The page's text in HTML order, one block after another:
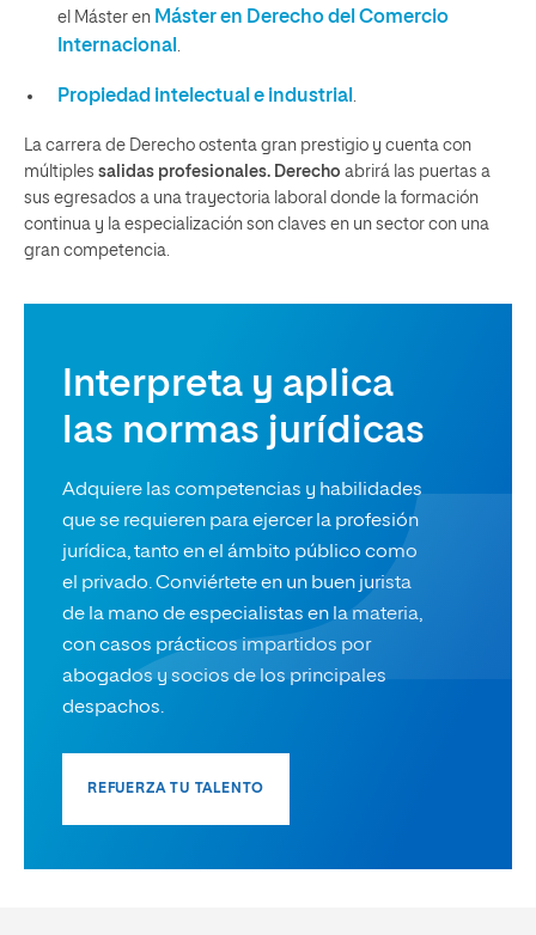
el Máster en Máster en Derecho del Comercio
Internacional .
Propiedad intelectual e industrial .
La carrera de Derecho ostenta gran prestigio y cuenta con
múltiples salidas profesionales. Derecho abrirá las puertas a
sus egresados a una trayectoria laboral donde la formación
continua y la especialización son claves en un sector con una
gran competencia.
Interpreta y aplica
las normas jurídicas
Adquiere las competencias y habilidades
que se requieren para ejercer la profesión
jurídica, tanto en el ámbito público como
el privado. Conviértete en un buen jurista
de la mano de especialistas en la materia,
con casos prácticos impartidos por
abogados y socios de los principales
despachos.
REFUERZA TU TALENTO